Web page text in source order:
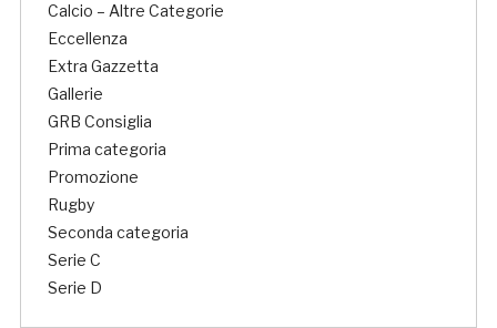
Calcio – Altre Categorie
Eccellenza
Extra Gazzetta
Gallerie
GRB Consiglia
Prima categoria
Promozione
Rugby
Seconda categoria
Serie C
Serie D